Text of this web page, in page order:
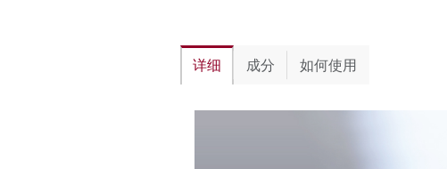
详细 成分 如何使用